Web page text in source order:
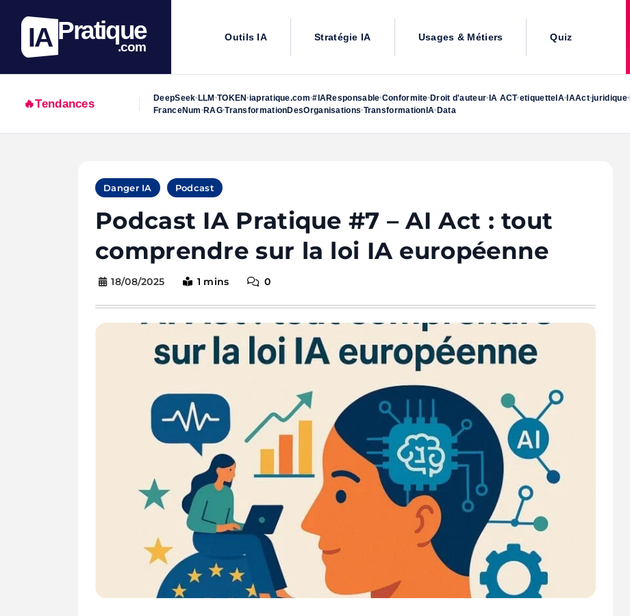
IA Pratique
.com
Outils IA Stratégie IA Usages & Métiers Quiz
🔥Tendances DeepSeek• LLM •TOKEN•iapratique.com•#IAResponsable•Conformite• Droit d'auteur• IA ACT•etiquetteIA• IAAct•juridique•
FranceNum • RAG•TransformationDesOrganisations•TransformationIA• Data
Danger IA Podcast
Podcast IA Pratique #7 – AI Act : tout
comprendre sur la loi IA européenne
18/08/2025 1 mins 0